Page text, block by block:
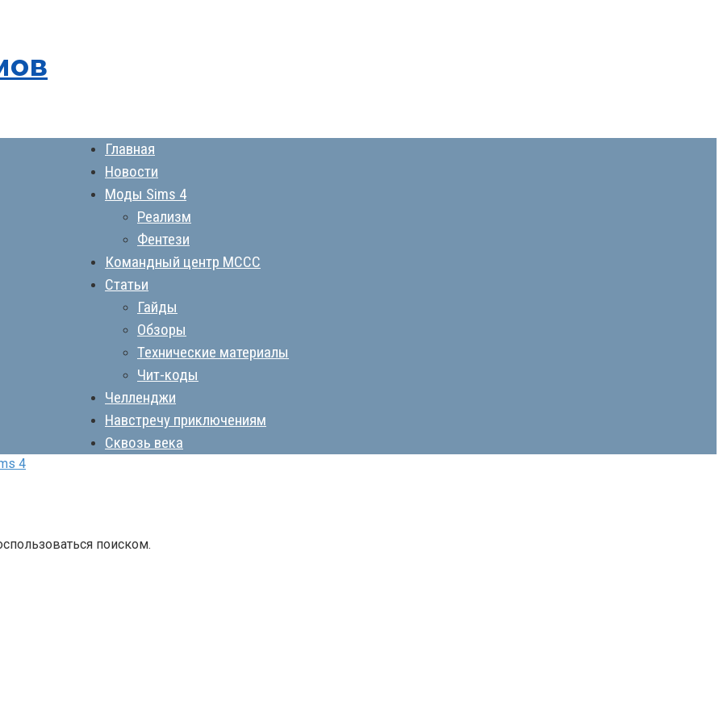
Главная
Новости
Моды Sims 4
Реализм
Фентези
Командный центр MCCC
Статьи
Гайды
Обзоры
Технические материалы
Чит-коды
Челленджи
Навстречу приключениям
Сквозь века
4
поиском.